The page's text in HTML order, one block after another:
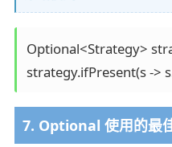
Optional<Strategy>
strategy.ifPresent(s ->
7. Optional 使用的最